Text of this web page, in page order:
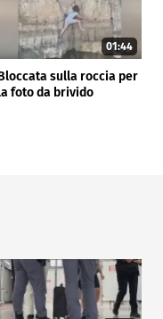
01:44
sulla roccia per
foto da brivido